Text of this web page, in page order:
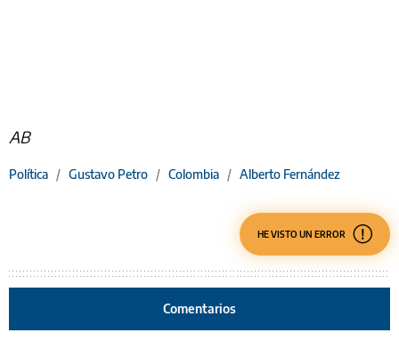
AB
Política / Gustavo Petro / Colombia / Alberto Fernández
HE VISTO UN ERROR
Comentarios